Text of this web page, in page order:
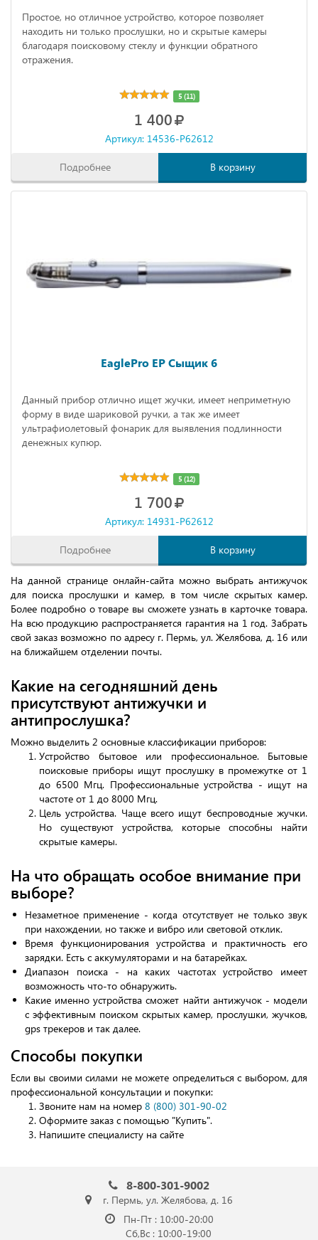
На данной странице онлайн-сайта можно выбрать антижучок
для поиска прослушки и камер, в том числе скрытых камер.
Более подробно о товаре вы сможете узнать в карточке товара.
На всю продукцию распространяется гарантия на 1 год. Забрать
свой заказ возможно по адресу г. Пермь, ул. Желябова, д. 16 или
на ближайшем отделении почты.
Простое, но отличное устройство, которое позволяет
находить ни только прослушки, но и скрытые камеры
благодаря поисковому стеклу и функции обратного
отражения.
5 (11)
1 400
Артикул: 14536-P62612
Подробнее В корзину
EaglePro EP Сыщик 6
Данный прибор отлично ищет жучки, имеет неприметную
форму в виде шариковой ручки, а так же имеет
ультрафиолетовый фонарик для выявления подлинности
денежных купюр.
5 (12)
1 700
Артикул: 14931-P62612
Подробнее В корзину
Какие на сегодняшний день
присутствуют антижучки и
антипрослушка?
Можно выделить 2 основные классификации приборов:
Устройство бытовое или профессиональное. Бытовые
поисковые приборы ищут прослушку в промежутке от 1
до 6500 Мгц. Профессиональные устройства - ищут на
частоте от 1 до 8000 Мгц.
Цель устройства. Чаще всего ищут беспроводные жучки.
Но существуют устройства, которые способны найти
скрытые камеры.
На что обращать особое внимание при
выборе?
Незаметное применение - когда отсутствует не только звук
при нахождении, но также и вибро или световой отклик.
Время функционирования устройства и практичность его
зарядки. Есть с аккумуляторами и на батарейках.
Диапазон поиска - на каких частотах устройство имеет
возможность что-то обнаружить.
Какие именно устройства сможет найти антижучок - модели
с эффективным поиском скрытых камер, прослушки, жучков,
gps трекеров и так далее.
Способы покупки
Если вы своими силами не можете определиться с выбором, для
профессиональной консультации и покупки:
Звоните нам на номер 8 (800) 301-90-02
Оформите заказ с помощью "Купить".
Напишите специалисту на сайте
8-800-301-9002
г. Пермь, ул. Желябова, д. 16
Пн-Пт : 10:00-20:00
Сб,Вс : 10:00-19:00